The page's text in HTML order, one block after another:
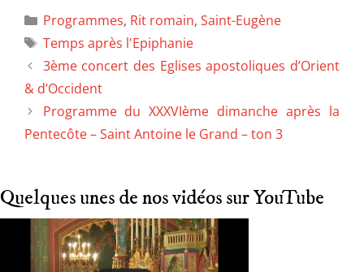
Programmes, Rit romain, Saint-Eugène
Temps après l'Epiphanie
3ème concert des Eglises apostoliques d’Orient
& d’Occident
Programme du XXXVIème dimanche après la
Pentecôte – Saint Antoine le Grand – ton 3
Quelques unes de nos vidéos sur YouTube